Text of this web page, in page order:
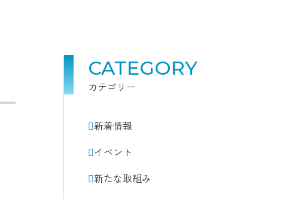
CATEGORY
カテゴリー
新着情報
イベント
新たな取組み